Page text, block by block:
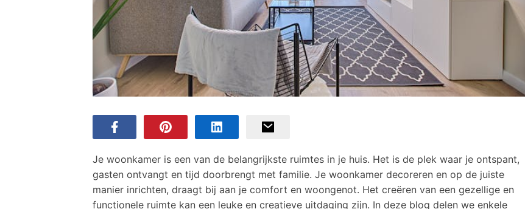
Je woonkamer is een van de belangrijkste ruimtes in je huis. Het is de plek waar je ontspant,
gasten ontvangt en tijd doorbrengt met familie. Je woonkamer decoreren en op de juiste
manier inrichten, draagt bij aan je comfort en woongenot. Het creëren van een gezellige en
functionele ruimte kan een leuke en creatieve uitdaging zijn. In deze blog delen we enkele